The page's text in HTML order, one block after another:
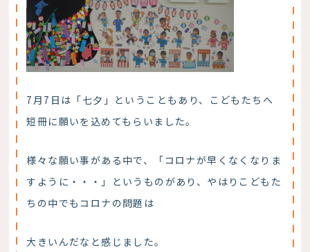
7月7日は「七夕」ということもあり、こどもたちへ
短冊に願いを込めてもらいました。
様々な願い事がある中で、「コロナが早くなくなりま
すように・・・」というものがあり、やはりこどもた
ちの中でもコロナの問題は
大きいんだなと感じました。